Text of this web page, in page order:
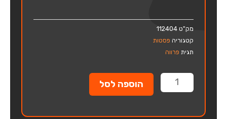
מק"ט 112404
קטגוריה פסטות
תגית פרווה
כמות
של
הוספה לסל